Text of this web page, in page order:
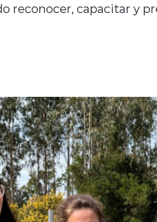
reconocer, capacitar y